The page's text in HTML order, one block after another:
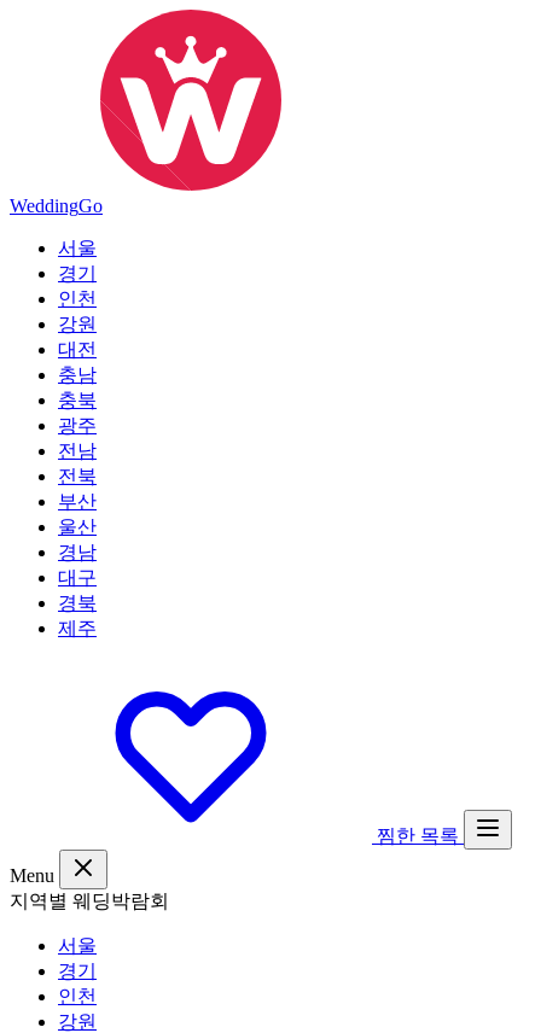
WeddingGo
서울
경기
인천
강원
대전
충남
충북
광주
전남
전북
부산
울산
경남
대구
경북
제주
찜한 목록
Menu
지역별 웨딩박람회
서울
경기
인천
강원